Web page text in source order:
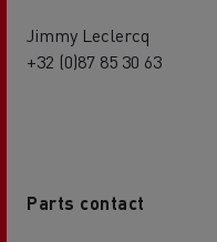
Jimmy Leclercq
+32 (0)87 85 30 63
Parts contact